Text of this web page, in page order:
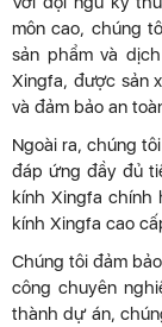
môn cao, chúng
sản phẩm và
Xingfa, được sản
và đảm bảo an
Ngoài ra, chúng
đáp ứng đầy đủ
kính Xingfa
kính Xingfa cao
Chúng tôi đảm
công chuyên
thành dự án,